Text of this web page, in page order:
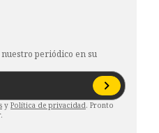
periódico en su
y Política de privacidad. Pronto